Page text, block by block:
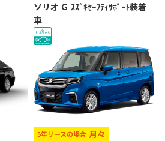
ソリオ Ｇ ｽｽﾞｷｾｰﾌﾃｨｻﾎﾟｰﾄ装着
車
5年リースの場合 月々